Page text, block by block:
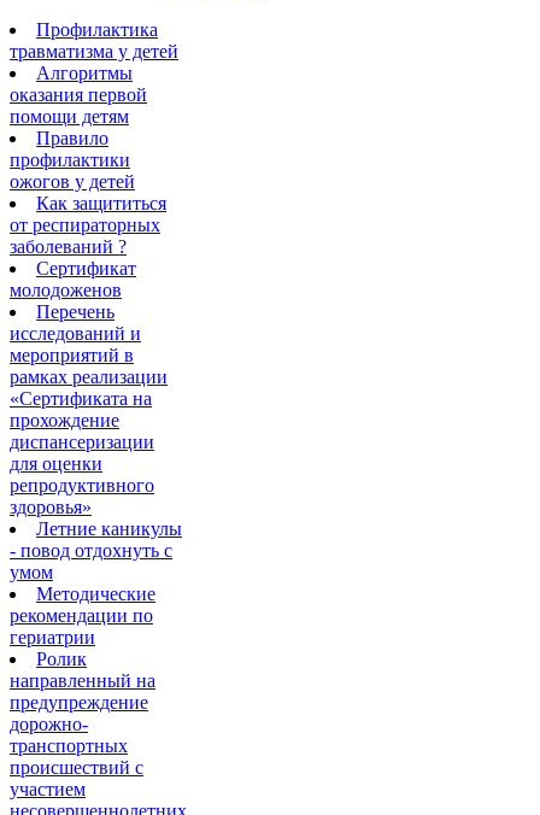
Профилактика
травматизма у детей
Алгоритмы
оказания первой
помощи детям
Правило
профилактики
ожогов у детей
Как защититься
от респираторных
заболеваний ?
Сертификат
молодоженов
Перечень
исследований и
мероприятий в
рамках реализации
«Сертификата на
прохождение
диспансеризации
для оценки
репродуктивного
здоровья»
Летние каникулы
- повод отдохнуть с
умом
Методические
рекомендации по
гериатрии
Ролик
направленный на
предупреждение
дорожно-
транспортных
происшествий с
участием
несовершеннолетних